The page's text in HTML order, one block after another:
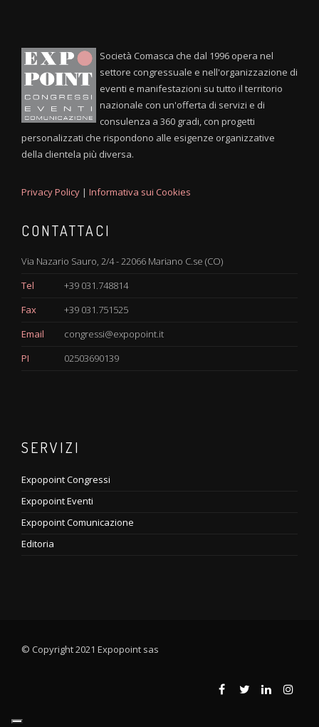
Società Comasca che dal 1996 opera nel
settore congressuale e nell'organizzazione di
eventi e manifestazioni su tutto il territorio
nazionale con un'offerta di servizi e di
consulenza a 360 gradi, con progetti
personalizzati che rispondono alle esigenze organizzative
della clientela più diversa.
Privacy Policy | Informativa sui Cookies
CONTATTACI
Via Nazario Sauro, 2/4 - 22066 Mariano C.se (CO)
Tel
+39 031.748814
Fax
+39 031.751525
Email
congressi@expopoint.it
PI
02503690139
SERVIZI
Expopoint Congressi
Expopoint Eventi
Expopoint Comunicazione
Editoria
© Copyright 2021 Expopoint sas